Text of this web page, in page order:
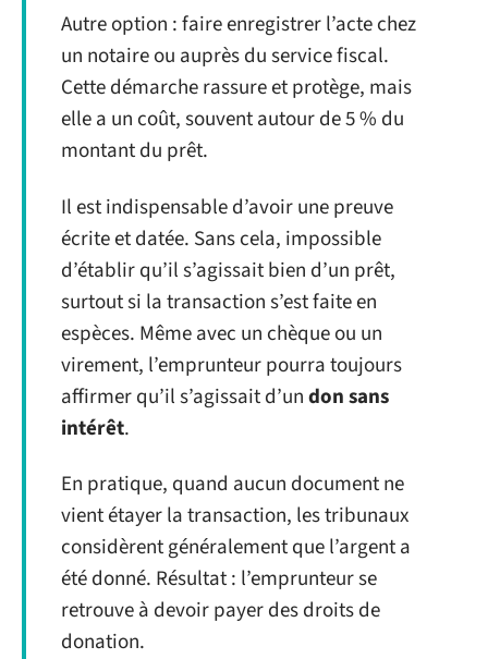
Autre option : faire enregistrer l’acte chez
un notaire ou auprès du service fiscal.
Cette démarche rassure et protège, mais
elle a un coût, souvent autour de 5 % du
montant du prêt.
Il est indispensable d’avoir une preuve
écrite et datée. Sans cela, impossible
d’établir qu’il s’agissait bien d’un prêt,
surtout si la transaction s’est faite en
espèces. Même avec un chèque ou un
virement, l’emprunteur pourra toujours
affirmer qu’il s’agissait d’undon sans
intérêt.
En pratique, quand aucun document ne
vient étayer la transaction, les tribunaux
considèrent généralement que l’argent a
été donné. Résultat : l’emprunteur se
retrouve à devoir payer des droits de
donation.